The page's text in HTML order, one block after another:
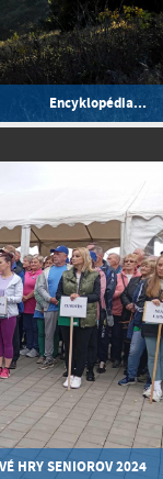
Encyklopédia...
HRY SENIOROV 2024